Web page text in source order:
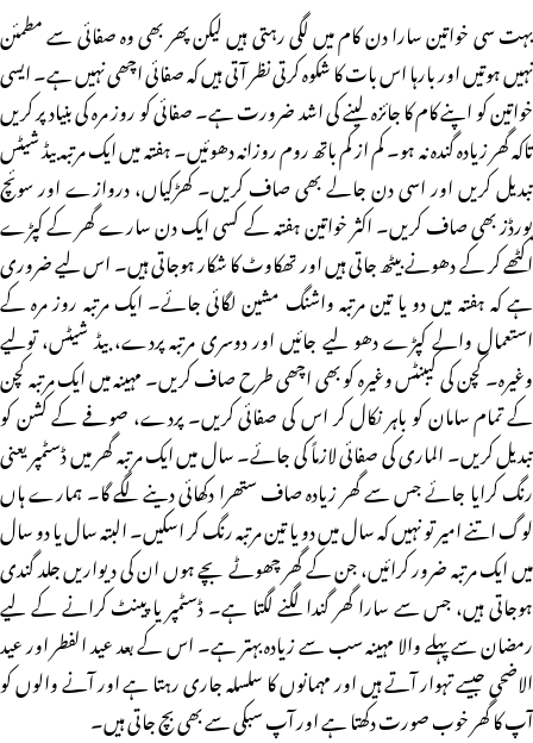
بہت سی خواتین سارا دن کام میں لگی رہتی ہیں لیکن پھر بھی وہ صفائی سے مطمئن
نہیں ہوتیں اور بارہا اس بات کا شکوہ کرتی نظر آتی ہیں کہ صفائی اچھی نہیں ہے۔ ایسی
خواتین کو اپنے کام کا جائزہ لینے کی اشد ضرورت ہے۔ صفائی کو روز مرہ کی بنیاد پر کریں
تاکہ گھر زیادہ گندہ نہ ہو۔ کم از کم باتھ روم روزانہ دھوئیں۔ ہفتہ میں ایک مرتبہ بیڈ شیٹس
تبدیل کریں اور اسی دن جالے بھی صاف کریں۔ کھڑکیاں، دروازے اور سوئچ
بورڈز بھی صاف کریں۔ اکثر خواتین ہفتہ کے کسی ایک دن سارے گھر کے کپڑے
اکٹھے کر کے دھونے بیٹھ جاتی ہیں اور تھکاوٹ کا شکار ہوجاتی ہیں۔ اس لیے ضروری
ہے کہ ہفتہ میں دو یا تین مرتبہ واشنگ مشین لگائی جائے۔ ایک مرتبہ روز مرہ کے
استعمال والے کپڑے دھو لیے جائیں اور دوسری مرتبہ پردے، بیڈ شیٹس، تولیے
وغیرہ۔ کچن کی کیبنٹس وغیرہ کو بھی اچھی طرح صاف کریں۔ مہینہ میں ایک مرتبہ کچن
کے تمام سامان کو باہر نکال کر اس کی صفائی کریں۔ پردے، صوفے کے کشن کو
تبدیل کریں۔ الماری کی صفائی لازماً کی جائے۔ سال میں ایک مرتبہ گھر میں ڈسٹمپر یعنی
رنگ کرایا جائے جس سے گھر زیادہ صاف ستھرا دکھائی دینے لگے گا۔ ہمارے ہاں
لوگ اتنے امیر تو نہیں کہ سال میں دو یا تین مرتبہ رنگ کر اسکیں۔ البتہ سال یا دو سال
میں ایک مرتبہ ضرور کرائیں، جن کے گھر چھوٹے بچے ہوں ان کی دیواریں جلد گندی
ہوجاتی ہیں، جس سے سارا گھر گندا لگنے لگتا ہے۔ ڈسٹمپر یا پینٹ کرانے کے لیے
رمضان سے پہلے والا مہینہ سب سے زیادہ بہتر ہے۔ اس کے بعد عید الفطر اور عید
الاضحی جیسے تہوار آتے ہیں اور مہمانوں کا سلسلہ جاری رہتا ہے اور آنے والوں کو
آپ کا گھر خوب صورت دکھتا ہے اور آپ سبکی سے بھی بچ جاتی ہیں۔